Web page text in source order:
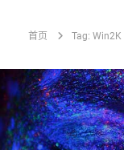
首页 Tag: Win2K